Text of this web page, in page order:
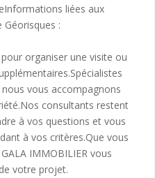
liées aux
Géorisques :
organiser une visite ou
vous accompagnons
consultants restent
à vos questions et vous
à vos critères.Que vous
IMMOBILIER vous
votre projet.